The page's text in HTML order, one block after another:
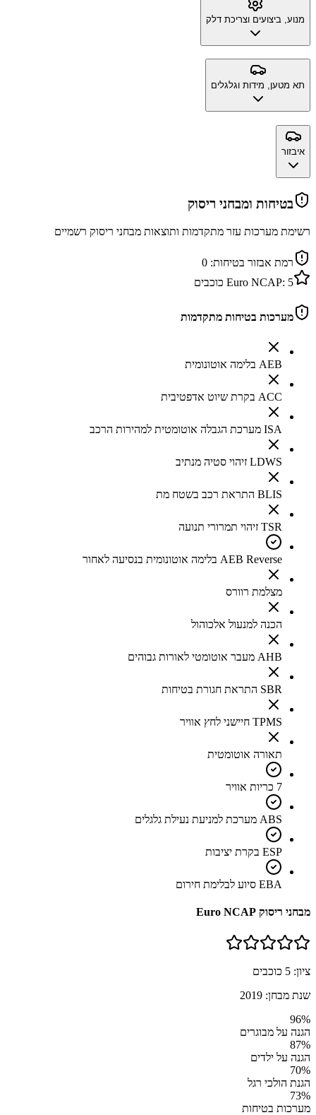
מנוע, ביצועים וצריכת דלק
תא מטען, מידות וגלגלים
איבזור
בטיחות ומבחני ריסוק
רשימת מערכות עזר מתקדמות ותוצאות מבחני ריסוק רשמיים
רמת אבזור בטיחות: 0
Euro NCAP: 5 כוכבים
מערכות בטיחות מתקדמות
AEB בלימה אוטונומית
ACC בקרת שיוט אדפטיבית
ISA מערכת הגבלה אוטומטית למהירות הרכב
LDWS זיהוי סטיה מנתיב
BLIS התראת רכב בשטח מת
TSR זיהוי תמרורי תנועה
AEB Reverse בלימה אוטונומית בנסיעה לאחור
מצלמת רוורס
הכנה למנעול אלכוהול
AHB מעבר אוטומטי לאורות גבוהים
SBR התראת חגורת בטיחות
TPMS חיישני לחץ אוויר
תאורה אוטומטית
7 כריות אוויר
ABS מערכת למניעת נעילת גלגלים
ESP בקרת יציבות
EBA סיוע לבלימת חירום
מבחני ריסוק Euro NCAP
ציון: 5 כוכבים
שנת מבחן: 2019
96%
הגנה על מבוגרים
87%
הגנה על ילדים
70%
הגנת הולכי רגל
73%
מערכות בטיחות